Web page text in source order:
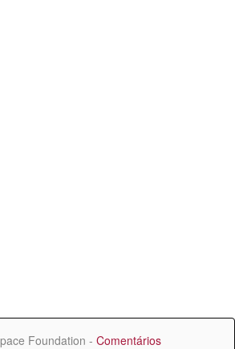
Foundation - Comentários